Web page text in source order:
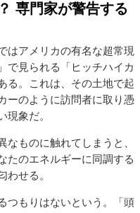
専門家が警告する
はアメリカの有名な超常現
で見られる「ヒッチハイカ
る。これは、その土地で起
ーのように訪問者に取り憑
現象だ。
ものに触れてしまうと、
たのエネルギーに同調する
わせる。
つもりはないという。「頭